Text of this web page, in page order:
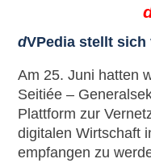
dVPedia stellt sich
Am 25. Juni hatten
Seitiée –
Plattform zur
digitalen Wirtschaft
empfangen zu